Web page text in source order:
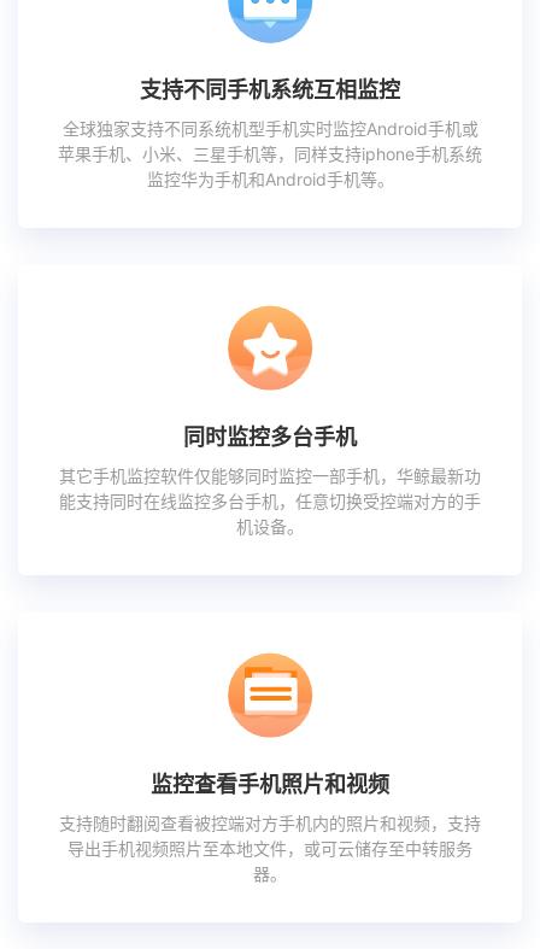
支持不同手机系统互相监控
全球独家支持不同系统机型手机实时监控Android手机或
苹果手机、小米、三星手机等，同样支持iphone手机系统
监控华为手机和Android手机等。
同时监控多台手机
其它手机监控软件仅能够同时监控一部手机，华鲸最新功
能支持同时在线监控多台手机，任意切换受控端对方的手
机设备。
监控查看手机照片和视频
支持随时翻阅查看被控端对方手机内的照片和视频，支持
导出手机视频照片至本地文件，或可云储存至中转服务
器。